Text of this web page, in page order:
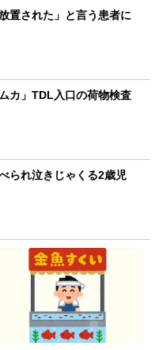
置された」と言う患者に
カ」TDL入口の荷物検査
られ泣きじゃくる2歳児